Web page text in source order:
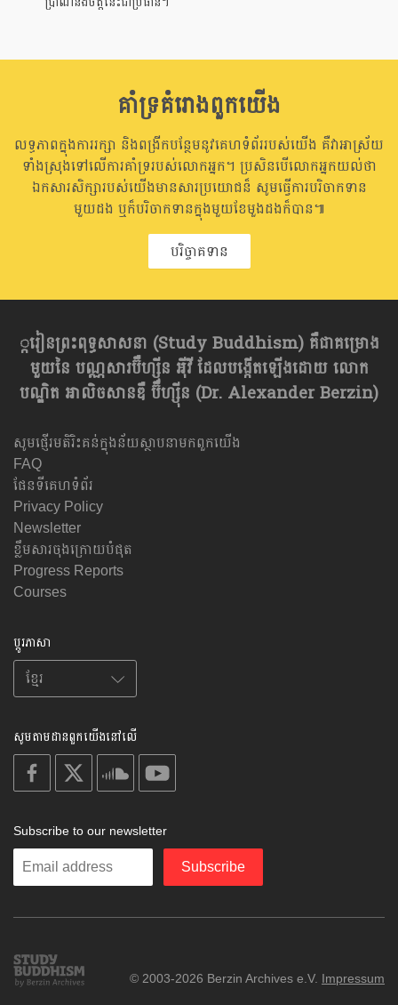
គាំទ្រគំរោងពួកយើង
លទ្ធភាពក្នុងការរក្សា និងពង្រីកបន្ថែមនូវគេហទំព័ររបស់យើង គឺវាអាស្រ័យ
ទាំងស្រុងទៅលើការគាំទ្ររបស់លោកអ្នក។ ប្រសិនបើលោកអ្នកយល់ថា
ឯកសារសិក្សារបស់យើងមានសារប្រយោជន៏ សូមធ្វើការបរិចាកទាន
មួយដង ឬក៏បរិចាកទានក្នុងមួយខែមួងដងក៏បាន៕
បរិច្ចាគទាន
្ករៀនព្រះពុទ្ធសាសនា​ (Study Buddhism) គឺជាគម្រោង
មួយនៃ បណ្ណសារប៊ឺហ្សុីន អុីវី ដែលបង្កើតឡើងដោយ លោក
បណ្ឌិត អាលិចសានឌឺ ប៊ឺហ្សុីន (Dr. Alexander Berzin)
សូមផ្ញើរមតិរិះគន់ក្នុងន័យស្ថាបនាមកពួកយើង
FAQ
ផែនទីគេហទំព័រ
Privacy Policy
Newsletter
ខ្លឹមសារចុងក្រោយបំផុត
Progress Reports
Courses
ប្តូរភាសា
សូមតាមដានពួកយើងនៅលើ
on
facebook
on on
soundcloud
on
Subscribe to our newsletter
Enter
Subscribe
Study
Buddhism
© 2003-2026 Berzin Archives e.V. Impressum